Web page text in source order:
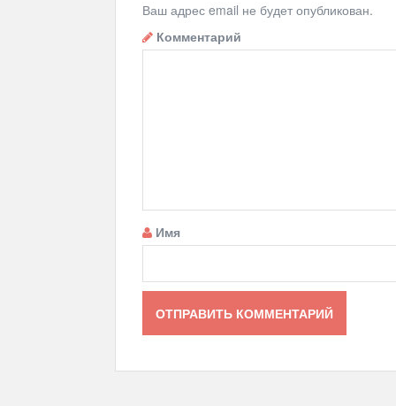
Ваш адрес email не будет опубликован.
Комментарий
Имя